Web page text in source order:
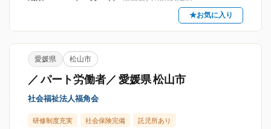
★お気に入り
愛媛県 松山市
／ パート労働者／ 愛媛県 松山市
社会福祉法人福角会
研修制度充実 社会保険完備 託児所あり